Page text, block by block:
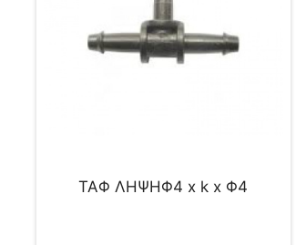
ΤΑΦ ΛΗΨΗΦ4 x k x Φ4